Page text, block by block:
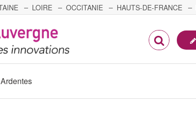
LOIRE OCCITANIE HAUTS-DE-FRANCE
FRANCHE-COMTÉ